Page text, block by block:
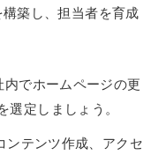
築し、担当者を育成
内でホームページの更
選定しましょう。
ンテンツ作成、アクセ